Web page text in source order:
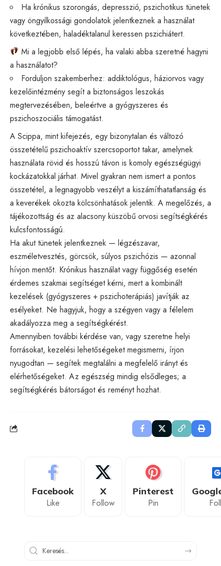
Ha krónikus szorongás, depresszió, pszichotikus tünetek
vagy öngyilkossági gondolatok jelentkeznek a használat
következtében, haladéktalanul keressen pszichiátert.
Mi a legjobb első lépés, ha valaki abba szeretné hagyni
a használatot?
Forduljon szakemberhez: addiktológus, háziorvos vagy
kezelőintézmény segít a biztonságos leszokás
megtervezésében, beleértve a gyógyszeres és
pszichoszociális támogatást.
A Scippa, mint kifejezés, egy bizonytalan és változó
összetételű pszichoaktív szercsoportot takar, amelynek
használata rövid és hosszú távon is komoly egészségügyi
kockázatokkal járhat. Mivel gyakran nem ismert a pontos
összetétel, a legnagyobb veszélyt a kiszámíthatatlanság és
a keverékek okozta kölcsönhatások jelentik. A megelőzés, a
tájékozottság és az alacsony küszöbű orvosi segítségkérés
kulcsfontosságú.
Ha akut tünetek jelentkeznek — légzészavar,
eszméletvesztés, görcsök, súlyos pszichózis — azonnal
hívjon mentőt. Krónikus használat vagy függőség esetén
érdemes szakmai segítséget kérni, mert a kombinált
kezelések (gyógyszeres + pszichoterápiás) javítják az
esélyeket. Ne hagyjuk, hogy a szégyen vagy a félelem
akadályozza meg a segítségkérést.
Amennyiben további kérdése van, vagy szeretne helyi
forrásokat, kezelési lehetőségeket megismerni, írjon
nyugodtan — segítek megtalálni a megfelelő irányt és
elérhetőségeket. Az egészség mindig elsődleges; a
segítségkérés bátorságot és reményt hozhat.
Facebook
Like
X
Follow
Pinterest
Pin